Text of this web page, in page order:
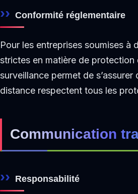
Conformité réglementaire
Pour les entreprises soumises à
strictes en matière de protection
surveillance permet de s’assurer
distance respectent tous les
Communication
Responsabilité